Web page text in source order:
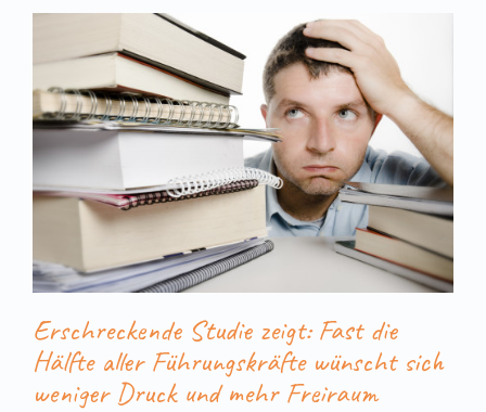
Erschreckende Studie zeigt: Fast die
Hälfte aller Führungskräfte wünscht sich
weniger Druck und mehr Freiraum